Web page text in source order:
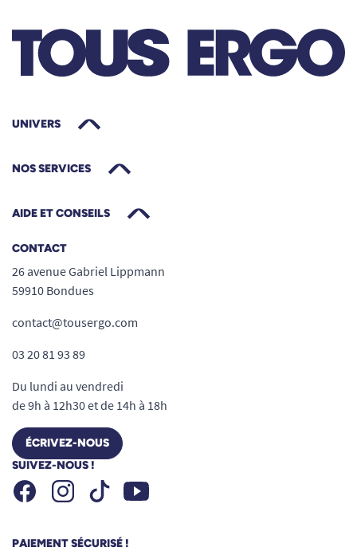
UNIVERS
NOS SERVICES
AIDE ET CONSEILS
CONTACT
26 avenue Gabriel Lippmann
59910 Bondues
contact@tousergo.com
03 20 81 93 89
Du lundi au vendredi
de 9h à 12h30 et de 14h à 18h
ÉCRIVEZ-NOUS
SUIVEZ-NOUS !
FacebookInstagramTiktok Youtube
PAIEMENT SÉCURISÉ !